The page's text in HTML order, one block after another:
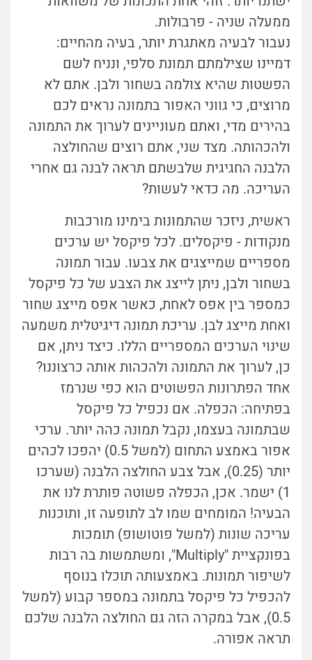
ממעלה שניה - פרבולות.
נעבור לבעיה מאתגרת יותר, בעיה מהחיים:
דמיינו שצילמתם תמונת סלפי, ונניח לשם
הפשטות שהיא צולמה בשחור ולבן. אתם לא
מרוצים, כי גווני האפור בתמונה נראים לכם
בהירים מדי, ואתם מעוניינים לערוך את התמונה
ולהכהותה. מצד שני, אתם רוצים שהחולצה
הלבנה החגיגית שלבשתם תראה לבנה גם אחרי
העריכה. מה כדאי לעשות?
ראשית, ניזכר שהתמונות בימינו מורכבות
מנקודות - פיקסלים. לכל פיקסל יש ערכים
מספריים שמייצגים את צבעו. עבור תמונה
בשחור ולבן, ניתן לייצג את הצבע של כל פיקסל
כמספר בין אפס לאחת, כאשר אפס מייצג שחור
ואחת מייצג לבן. עריכת תמונה דיגיטלית משמעה
שינוי הערכים המספריים הללו. כיצד ניתן, אם
כן, לערוך את התמונה ולהכהות אותה כרצוננו?
אחד הפתרונות הפשוטים הוא כפי שנרמז
בפתיחה: הכפלה. אם נכפיל כל פיקסל
שבתמונה בעצמו, נקבל תמונה כהה יותר. ערכי
אפור באמצע התחום (למשל 0.5) יהפכו לכהים
יותר (0.25), אבל צבע החולצה הלבנה (שערכו
1) ישמר. אכן, הכפלה פשוטה פותרת לנו את
הבעיה! המומחים שמו לב לתופעה זו, ותוכנות
עריכה שונות (למשל פוטושופ) תומכות
בפונקציית "Multiply", ומשתמשות בה רבות
לשיפור תמונות. באמצעותה תוכלו בנוסף
להכפיל כל פיקסל בתמונה במספר קבוע (למשל
0.5), אבל במקרה הזה גם החולצה הלבנה שלכם
תראה אפורה.